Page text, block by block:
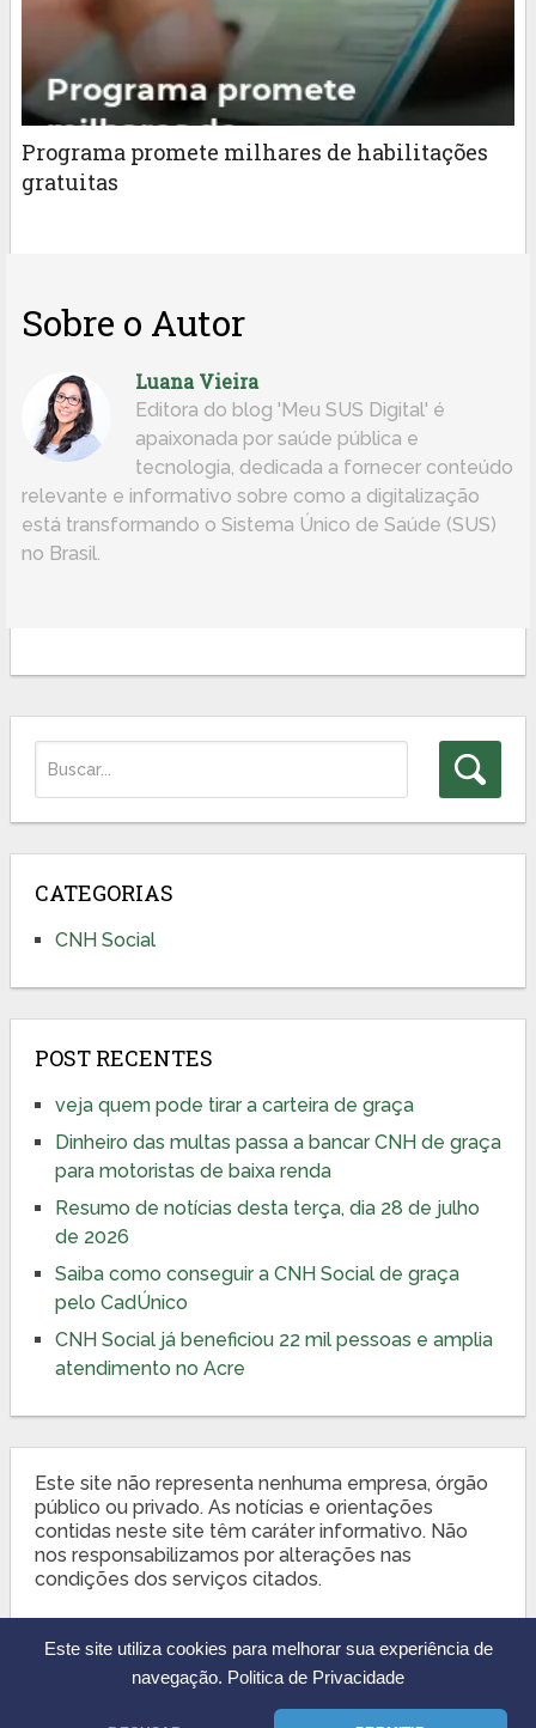
Este site utiliza cookies para melhorar sua experiência de
navegação. Politica de Privacidade
Programa promete milhares de habilitações
gratuitas
Sobre o Autor
Luana Vieira
Editora do blog 'Meu SUS Digital' é
apaixonada por saúde pública e
tecnologia, dedicada a fornecer conteúdo
relevante e informativo sobre como a digitalização
está transformando o Sistema Único de Saúde (SUS)
no Brasil.
CATEGORIAS
CNH Social
POST RECENTES
veja quem pode tirar a carteira de graça
Dinheiro das multas passa a bancar CNH de graça
para motoristas de baixa renda
Resumo de notícias desta terça, dia 28 de julho
de 2026
Saiba como conseguir a CNH Social de graça
pelo CadÚnico
CNH Social já beneficiou 22 mil pessoas e amplia
atendimento no Acre
Este site não representa nenhuma empresa, órgão
público ou privado. As notícias e orientações
contidas neste site têm caráter informativo. Não
nos responsabilizamos por alterações nas
condições dos serviços citados.